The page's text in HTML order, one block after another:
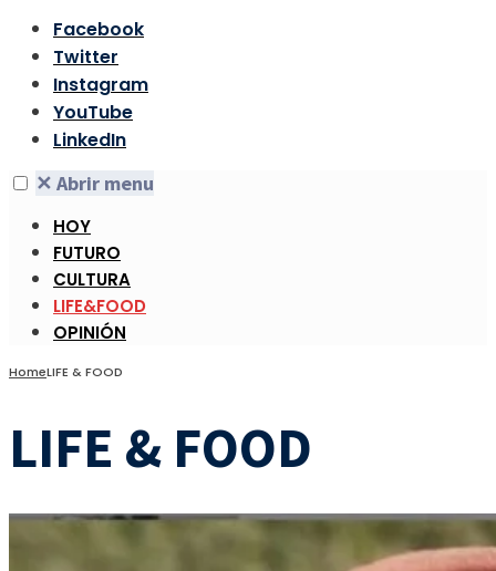
Facebook
Twitter
Instagram
YouTube
LinkedIn
✕ Abrir menu
HOY
FUTURO
CULTURA
LIFE&FOOD
OPINIÓN
HomeLIFE & FOOD
LIFE & FOOD